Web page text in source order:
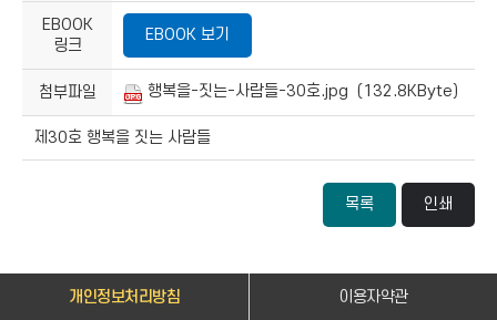
EBOOK
링크
EBOOK 보기
첨부파일 행복을-짓는-사람들-30호.jpg (132.8KByte)
제30호 행복을 짓는 사람들
목록 인쇄
개인정보처리방침 이용자약관